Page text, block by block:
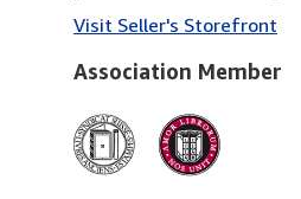
Visit Seller's Storefront
Association Member